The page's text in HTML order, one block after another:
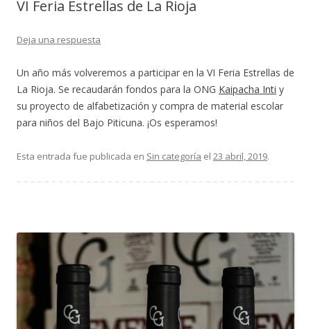
VI Feria Estrellas de La Rioja
Deja una respuesta
Un año más volveremos a participar en la VI Feria Estrellas de
La Rioja. Se recaudarán fondos para la ONG Kaipacha Inti y
su proyecto de alfabetización y compra de material escolar
para niños del Bajo Piticuna. ¡Os esperamos!
Esta entrada fue publicada en Sin categoría el 23 abril, 2019.